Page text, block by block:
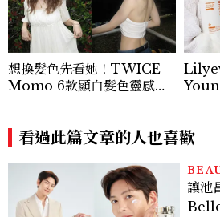
薦，解鎖韓系氛圍感的秘密
按摩
看過此篇文章的人也喜歡
讓池
密男
的透
倦感